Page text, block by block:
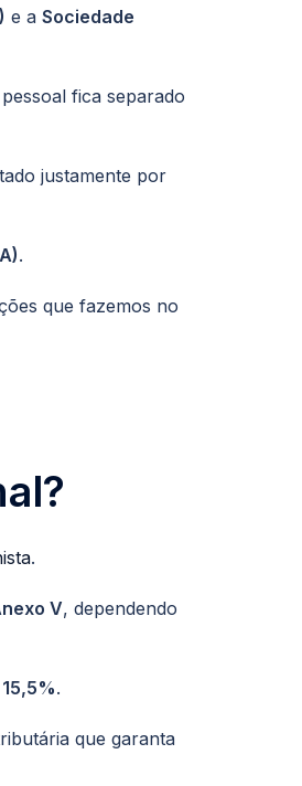
e a Sociedade
fica separado
justamente por
.
que fazemos no
.
V, dependendo
15,5%.
que garanta